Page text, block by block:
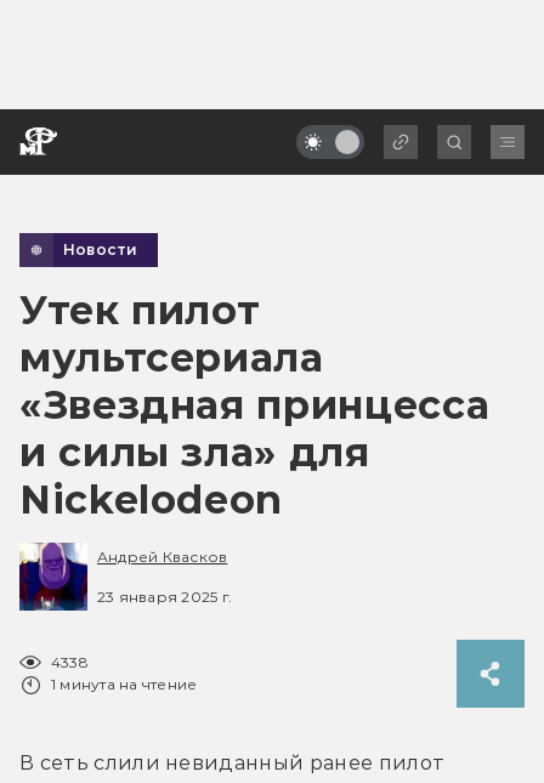
Новости
Утек пилот
мультсериала
«Звездная принцесса
и силы зла» для
Nickelodeon
Андрей Квасков
23 января 2025 г.
4338
1 минута на чтение
В сеть слили невиданный ранее пилот